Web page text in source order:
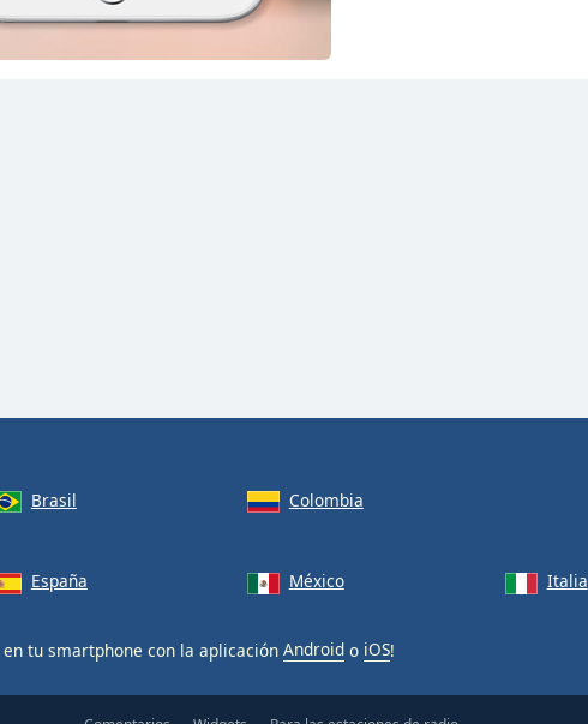
Brasil Colombia
España México Italia
tu smartphone con la aplicación Android o iOS!